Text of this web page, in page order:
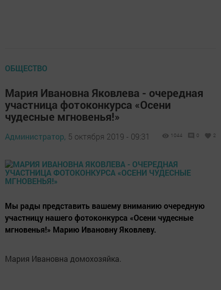
ОБЩЕСТВО
Мария Ивановна Яковлева - очередная
участница фотоконкурса «Осени
чудесные мгновенья!»
Администратор, 5 октября 2019 - 09:31 1044 0 2
Мы рады представить вашему вниманию очередную
участницу нашего фотоконкурса «Осени чудесные
мгновенья!» Марию Ивановну Яковлеву.
Мария Ивановна домохозяйка.